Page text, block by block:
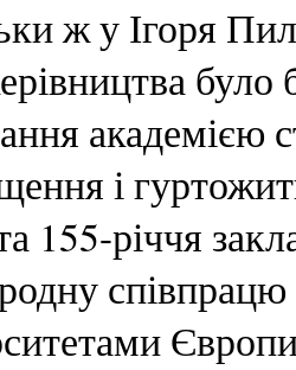
ж у Ігоря
було
академією
і
155-річчя